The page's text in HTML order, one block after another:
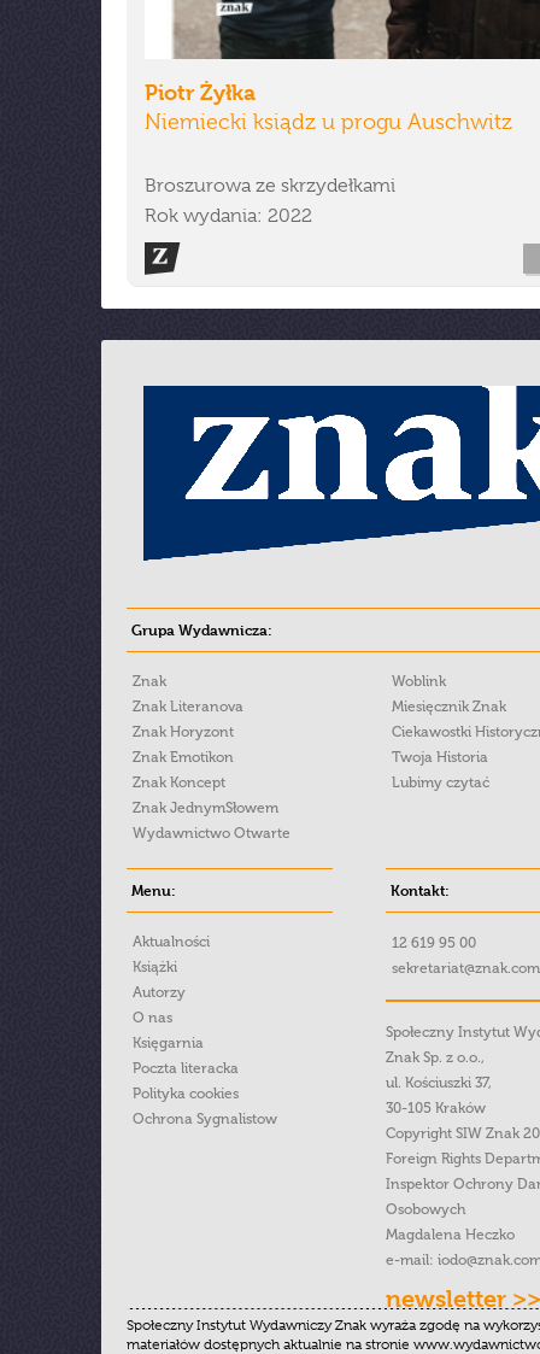
Piotr Żyłka
Niemiecki ksiądz u progu Auschwitz
Broszurowa ze skrzydełkami
Rok wydania: 2022
Grupa Wydawnicza:
Znak
Znak Literanova
Znak Horyzont
Znak Emotikon
Znak Koncept
Znak JednymSłowem
Wydawnictwo Otwarte
Woblink
Miesięcznik Znak
Ciekawostki
Twoja Historia
Lubimy czytać
Menu:
Aktualności
Książki
Autorzy
O nas
Księgarnia
Poczta literacka
Polityka cookies
Ochrona Sygnalistow
Kontakt:
12 619 95 00
Społeczny Instytut
Znak Sp. z o.o.,
ul. Kościuszki 37,
30-105 Kraków
Copyright SIW Znak
Foreign Rights
Inspektor Ochrony
Osobowych
Magdalena Heczko
e-mail:
newsletter >>
Społeczny Instytut Wydawniczy Znak wyraża zgodę na
materiałów dostępnych aktualnie na stronie